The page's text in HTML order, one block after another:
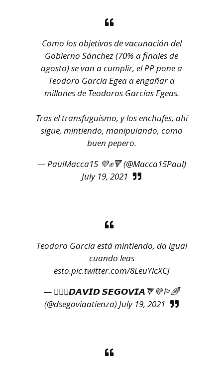
Como los objetivos de vacunación del
Gobierno Sánchez (70% a finales de
agosto) se van a cumplir, el PP pone a
Teodoro García Egea a engañar a
millones de Teodoros Garcías Egeas.
Tras el transfuguismo, y los enchufes, ahí
sigue, mintiendo, manipulando, como
buen pepero.
— PaulMacca15 💜✊🔻 (@Macca15Paul)
July 19, 2021
Teodoro García está mintiendo, da igual
cuando leas
esto.pic.twitter.com/8LeuYlcXCJ
— 🏳️‍🌈💜𝘿𝘼𝙑𝙄𝘿 𝙎𝙀𝙂𝙊𝙑𝙄𝘼🔻💜🏳️‍🌈
(@dsegoviaatienza)July 19, 2021